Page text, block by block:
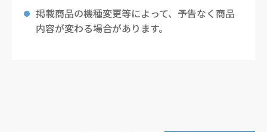
掲載商品の機種変更等によって、予告なく商品
内容が変わる場合があります。